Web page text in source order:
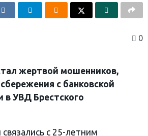
0
жертвой мошенников,
с банковской
УВД Брестского
с 25-летним